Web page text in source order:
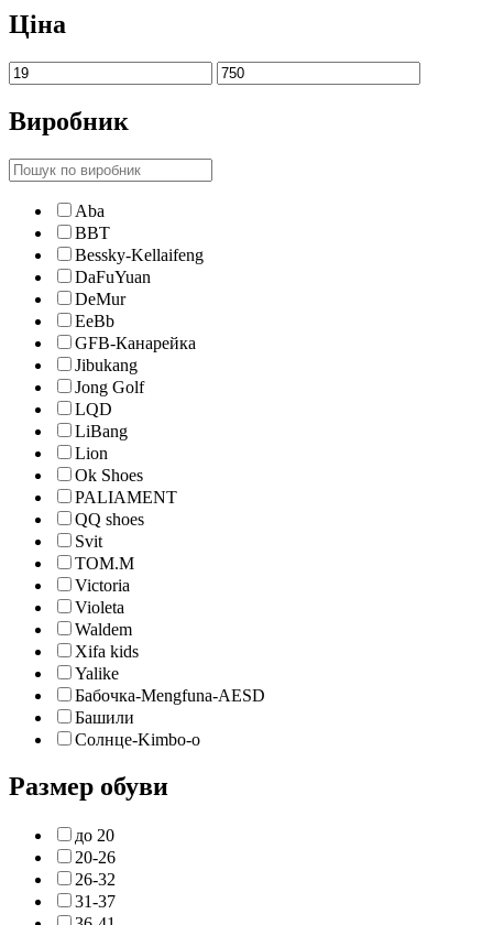
Ціна
Виробник
Aba
BBT
Bessky-Kellaifeng
DaFuYuan
DeMur
EeBb
GFB-Канарейка
Jibukang
Jong Golf
LQD
LiBang
Lion
Ok Shoes
PALIAMENT
QQ shoes
Svit
TOM.M
Victoria
Violeta
Waldem
Xifa kids
Yalike
Бабочка-Mengfuna-AESD
Башили
Солнце-Kimbo-o
Размер обуви
до 20
20-26
26-32
31-37